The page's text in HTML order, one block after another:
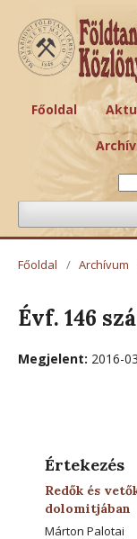
Főoldal
Főoldal / Archívum
Évf. 146
Megjelent: 2016-
Értekezés
Redők és
dolomitjában
Márton Palotai